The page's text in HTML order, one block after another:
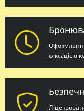
Оформлення
фіксацією